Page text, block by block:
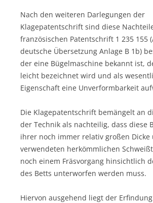
Nach den weiteren Darlegungen der
Klagepatentschrift sind diese
französischen Patentschrift 1 235 155
deutsche Übersetzung Anlage B 1b)
der eine Bügelmaschine bekannt ist,
leicht bezeichnet wird und als
Eigenschaft eine Unverformbarkeit
Die Klagepatentschrift bemängelt an
der Technik als nachteilig, dass diese
ihrer noch immer relativ großen Dicke
verwendeten herkömmlichen
noch einem Fräsvorgang hinsichtlich
des Betts unterworfen werden muss.
Hiervon ausgehend liegt der